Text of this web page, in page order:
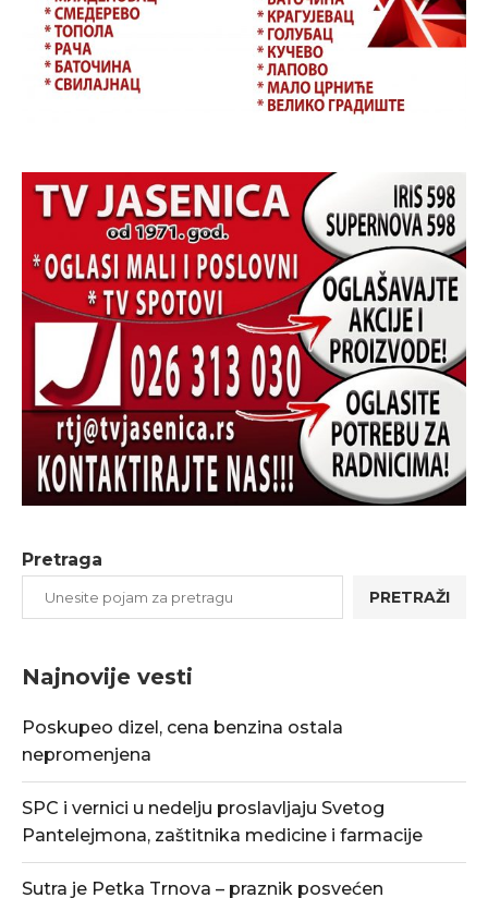
Pretraga
PRETRAŽI
Najnovije vesti
Poskupeo dizel, cena benzina ostala
nepromenjena
SPC i vernici u nedelju proslavljaju Svetog
Pantelejmona, zaštitnika medicine i farmacije
Sutra je Petka Trnova – praznik posvećen